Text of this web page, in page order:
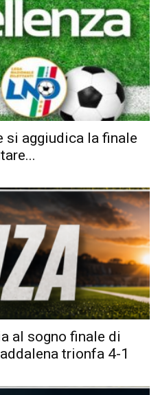
si aggiudica la finale
al sogno finale di
trionfa 4-1